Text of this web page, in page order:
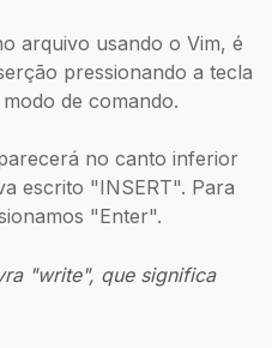
arquivo usando o Vim, é
pressionando a tecla
de comando.
no canto inferior
escrito "INSERT". Para
"Enter".
"write", que significa